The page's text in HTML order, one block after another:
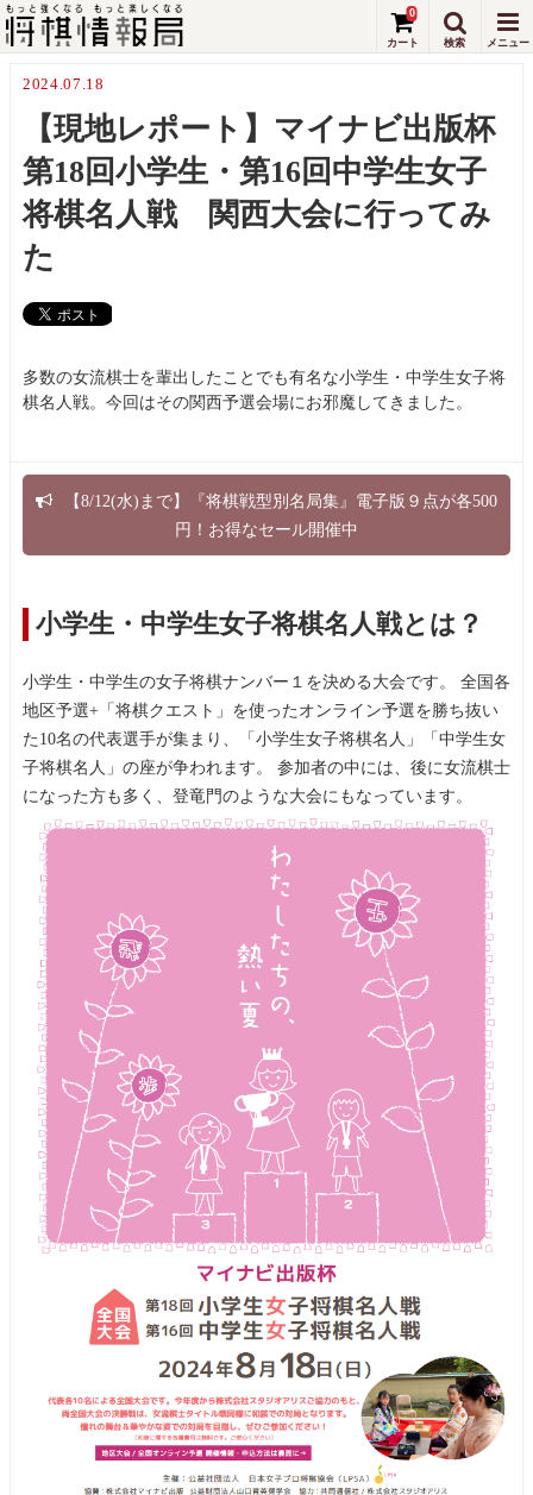
0
2024.07.18
【現地レポート】マイナビ出版杯
第18回小学生・第16回中学生女子
将棋名人戦 関西大会に行ってみ
た
多数の女流棋士を輩出したことでも有名な小学生・中学生女子将
棋名人戦。今回はその関西予選会場にお邪魔してきました。
【8/12(水)まで】『将棋戦型別名局集』電子版９点が各500
円！お得なセール開催中
小学生・中学生女子将棋名人戦とは？
小学生・中学生の女子将棋ナンバー１を決める大会です。 全国各
地区予選+「将棋クエスト」を使ったオンライン予選を勝ち抜い
た10名の代表選手が集まり、「小学生女子将棋名人」「中学生女
子将棋名人」の座が争われます。 参加者の中には、後に女流棋士
になった方も多く、登竜門のような大会にもなっています。